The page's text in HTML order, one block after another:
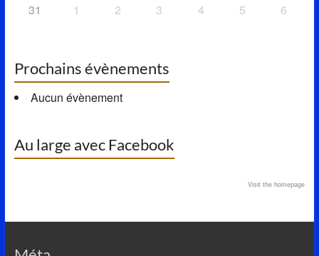
31 1 2 3 4 5 6
Prochains évènements
Aucun évènement
Au large avec Facebook
Visit the homepage